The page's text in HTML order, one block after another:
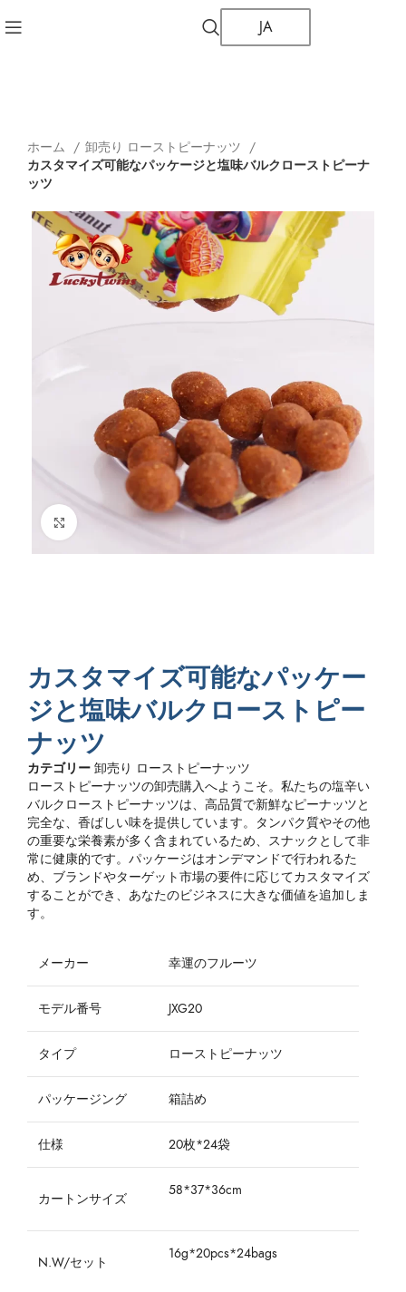
JA
ホーム
卸売り ローストピーナッツ
カスタマイズ可能なパッケージと塩味バルクローストピーナ
ッツ
クリックで拡大
カスタマイズ可能なパッケー
ジと塩味バルクローストピー
ナッツ
カテゴリー 卸売り ローストピーナッツ
ローストピーナッツの卸売購入へようこそ。私たちの塩辛い
バルクローストピーナッツは、高品質で新鮮なピーナッツと
完全な、香ばしい味を提供しています。タンパク質やその他
の重要な栄養素が多く含まれているため、スナックとして非
常に健康的です。パッケージはオンデマンドで行われるた
め、ブランドやターゲット市場の要件に応じてカスタマイズ
することができ、あなたのビジネスに大きな価値を追加しま
す。
メーカー 幸運のフルーツ
モデル番号 JXG20
タイプ ローストピーナッツ
パッケージング 箱詰め
仕様 20枚*24袋
カートンサイズ
58*37*36cm
N.W/セット
16g*20pcs*24bags